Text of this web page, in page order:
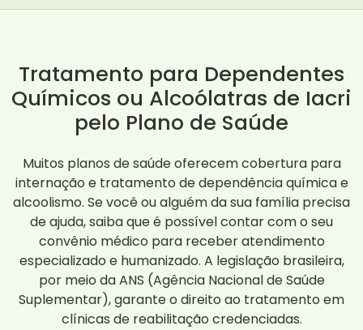
Tratamento para Dependentes
Químicos ou Alcoólatras de Iacri
pelo Plano de Saúde
Muitos planos de saúde oferecem cobertura para
internação e tratamento de dependência química e
alcoolismo. Se você ou alguém da sua família precisa
de ajuda, saiba que é possível contar com o seu
convênio médico para receber atendimento
especializado e humanizado. A legislação brasileira,
por meio da ANS (Agência Nacional de Saúde
Suplementar), garante o direito ao tratamento em
clínicas de reabilitação credenciadas.